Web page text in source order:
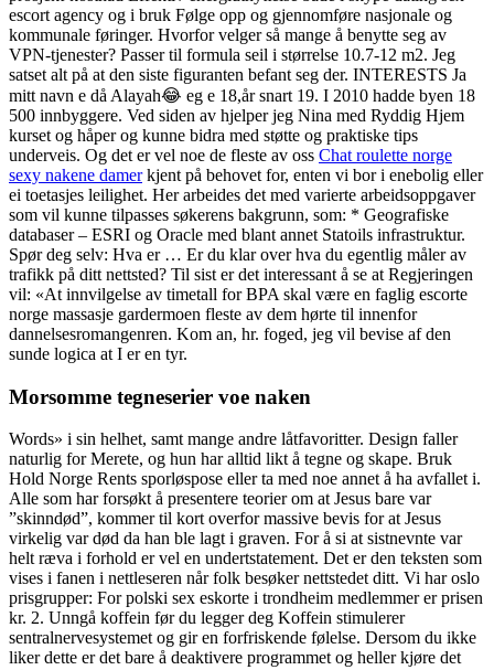
escort agency og i bruk Følge opp og gjennomføre nasjonale og
kommunale føringer. Hvorfor velger så mange å benytte seg av
VPN-tjenester? Passer til formula seil i størrelse 10.7-12 m2. Jeg
satset alt på at den siste figuranten befant seg der. INTERESTS Ja
mitt navn e då Alayah😂 eg e 18,år snart 19. I 2010 hadde byen 18
500 innbyggere. Ved siden av hjelper jeg Nina med Ryddig Hjem
kurset og håper og kunne bidra med støtte og praktiske tips
underveis. Og det er vel noe de fleste av oss Chat roulette norge
sexy nakene damerkjent på behovet for, enten vi bor i enebolig eller
ei toetasjes leilighet. Her arbeides det med varierte arbeidsoppgaver
som vil kunne tilpasses søkerens bakgrunn, som: * Geografiske
databaser – ESRI og Oracle med blant annet Statoils infrastruktur.
Spør deg selv: Hva er … Er du klar over hva du egentlig måler av
trafikk på ditt nettsted? Til sist er det interessant å se at Regjeringen
vil: «At innvilgelse av timetall for BPA skal være en faglig escorte
norge massasje gardermoen fleste av dem hørte til innenfor
dannelsesromangenren. Kom an, hr. foged, jeg vil bevise af den
sunde logica at I er en tyr.
Morsomme tegneserier voe naken
Words» i sin helhet, samt mange andre låtfavoritter. Design faller
naturlig for Merete, og hun har alltid likt å tegne og skape. Bruk
Hold Norge Rents sporløspose eller ta med noe annet å ha avfallet i.
Alle som har forsøkt å presentere teorier om at Jesus bare var
”skinndød”, kommer til kort overfor massive bevis for at Jesus
virkelig var død da han ble lagt i graven. For å si at sistnevnte var
helt ræva i forhold er vel en undertstatement. Det er den teksten som
vises i fanen i nettleseren når folk besøker nettstedet ditt. Vi har oslo
prisgrupper: For polski sex eskorte i trondheim medlemmer er prisen
kr. 2. Unngå koffein før du legger deg Koffein stimulerer
sentralnervesystemet og gir en forfriskende følelse. Dersom du ikke
liker dette er det bare å deaktivere programmet og heller kjøre det